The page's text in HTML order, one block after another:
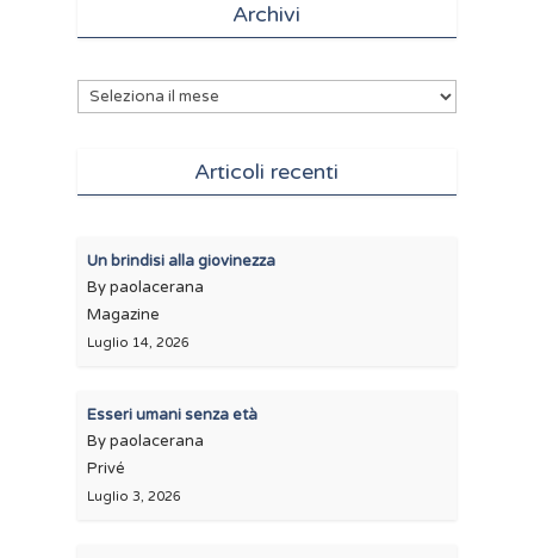
Archivi
Archivi
Articoli recenti
Un brindisi alla giovinezza
By paolacerana
Magazine
Luglio 14, 2026
Esseri umani senza età
By paolacerana
Privé
Luglio 3, 2026